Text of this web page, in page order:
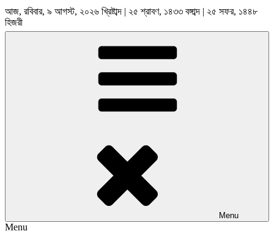
আজ, রবিবার, ৯ আগস্ট, ২০২৬ খ্রিষ্টাব্দ | ২৫ শ্রাবণ, ১৪৩৩ বঙ্গাব্দ | ২৫ সফর, ১৪৪৮
হিজরী
Menu
Menu